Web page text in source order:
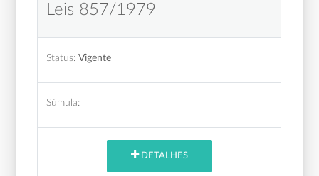
Leis 857/1979
Status: Vigente
Súmula:
DETALHES